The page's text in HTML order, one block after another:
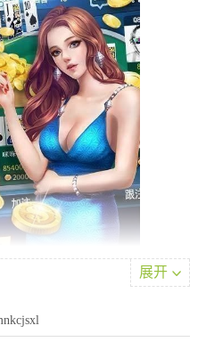
展开